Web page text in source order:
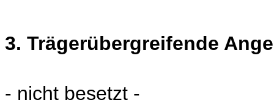
3. Trägerübergreifende
- nicht besetzt -